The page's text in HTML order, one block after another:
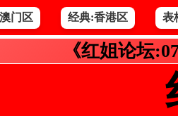
门区 经典:香港区 表
《红姐论坛